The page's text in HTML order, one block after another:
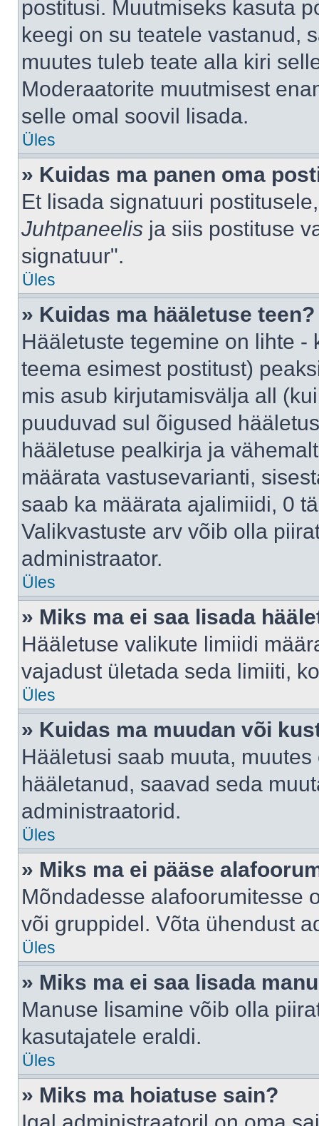
postitusi. Muutmiseks kasuta
keegi on su teatele vastanud,
muutes tuleb teate alla kiri
Moderaatorite muutmisest
selle omal soovil lisada.
Üles
» Kuidas ma panen oma
Et lisada signatuuri
Juhtpaneelis ja siis postituse
signatuur".
Üles
» Kuidas ma hääletuse teen?
Hääletuste tegemine on lihte
teema esimest postitust)
mis asub kirjutamisvälja all
puuduvad sul õigused
hääletuse pealkirja ja
määrata vastusevarianti,
saab ka määrata ajalimiidi, 0
Valikvastuste arv võib olla
administraator.
Üles
» Miks ma ei saa lisada
Hääletuse valikute limiidi
vajadust ületada seda limiiti,
Üles
» Kuidas ma muudan või
Hääletusi saab muuta,
hääletanud, saavad seda
administraatorid.
Üles
» Miks ma ei pääse
Mõndadesse alafoorumitesse
või gruppidel. Võta ühendust
Üles
» Miks ma ei saa lisada
Manuse lisamine võib olla
kasutajatele eraldi.
Üles
» Miks ma hoiatuse sain?